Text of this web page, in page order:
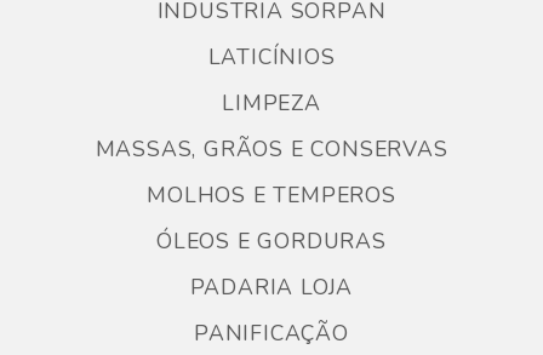
INDUSTRIA SORPAN
LATICÍNIOS
LIMPEZA
MASSAS, GRÃOS E CONSERVAS
MOLHOS E TEMPEROS
ÓLEOS E GORDURAS
PADARIA LOJA
PANIFICAÇÃO